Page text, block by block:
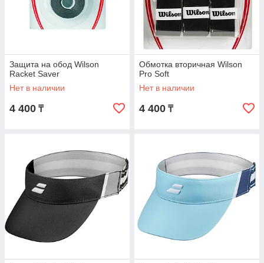
Защита на обод Wilson
Racket Saver
Нет в наличии
4 400 ₸
Обмотка вторичная Wilson
Pro Soft
Нет в наличии
4 400 ₸